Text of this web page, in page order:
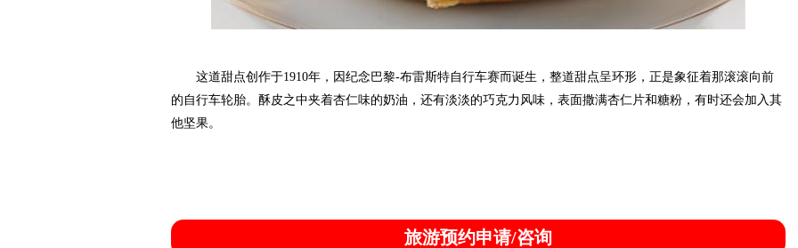
这道甜点创作于1910年，因纪念巴黎-布雷斯特自行车赛而诞生，整道甜点呈环形，正是象征着那滚滚向前
的自行车轮胎。酥皮之中夹着杏仁味的奶油，还有淡淡的巧克力风味，表面撒满杏仁片和糖粉，有时还会加入其
他坚果。
旅游预约申请/咨询